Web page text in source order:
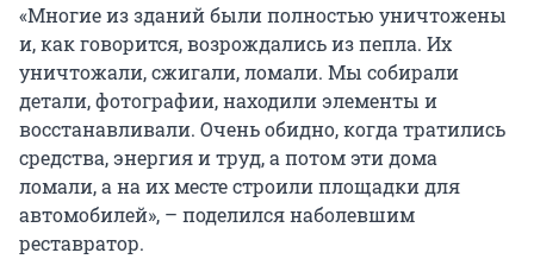
«Многие из зданий были полностью уничтожены
и, как говорится, возрождались из пепла. Их
уничтожали, сжигали, ломали. Мы собирали
детали, фотографии, находили элементы и
восстанавливали. Очень обидно, когда тратились
средства, энергия и труд, а потом эти дома
ломали, а на их месте строили площадки для
автомобилей», – поделился наболевшим
реставратор.